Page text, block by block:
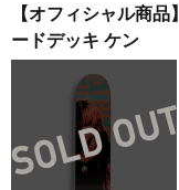
【オフィシャル商
ードデッキ ケン